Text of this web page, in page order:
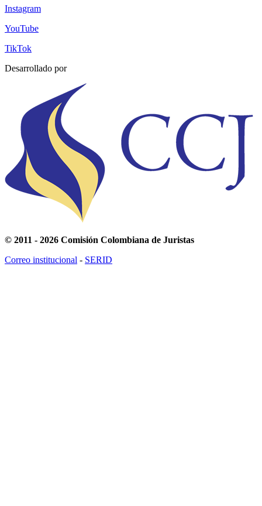
Instagram
YouTube
TikTok
Desarrollado por
© 2011 - 2026 Comisión Colombiana de Juristas
Correo institucional - SERID